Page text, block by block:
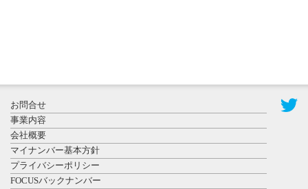
県警等と大
規模災害時
連携協定を
締結し...
お問合せ
事業内容
会社概要
マイナンバー基本方針
プライバシーポリシー
FOCUSバックナンバー